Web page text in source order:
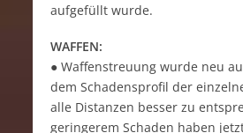
aufgefüllt wurde.
WAFFEN:
● Waffenstreuung wurde neu
dem Schadensprofil der
alle Distanzen besser zu
geringerem Schaden haben